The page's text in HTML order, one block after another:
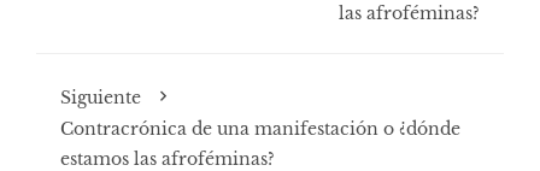
las afroféminas?
Siguiente
Contracrónica de una manifestación o ¿dónde
estamos las afroféminas?